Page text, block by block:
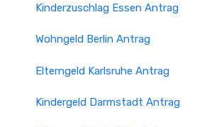
Kinderzuschlag Essen Antrag
Wohngeld Berlin Antrag
Elterngeld Karlsruhe Antrag
Kindergeld Darmstadt Antrag